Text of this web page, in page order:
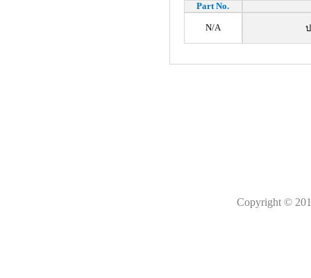
Part No.
N/A
Copyright ©